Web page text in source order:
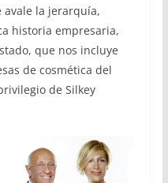
la jerarquía,
historia empresaria,
que nos incluye
de cosmética del
de Silkey